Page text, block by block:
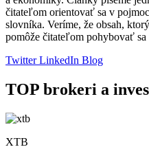
čitateľom orientovať sa v
slovníka. Veríme, že obsah,
pomôže čitateľom pohybovať
TwitterLinkedIn Blog
TOP brokeri a
XTB